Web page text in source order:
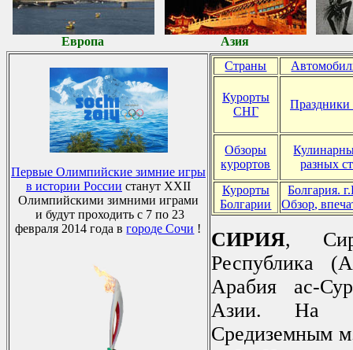
Европа Азия
Первые Олимпийские зимние игры
в истории России станут XXII
Олимпийскими зимними играми
и будут проходить с 7 по 23
февраля 2014 года вгороде Сочи !
Страны
Курорты
СНГ
Праздники
Обзоры
курортов
разных
Курорты
Болгарии
Болгария.
Обзор,
СИРИЯ,
Республика
Арабия ас-
Азии. На
Средиземным